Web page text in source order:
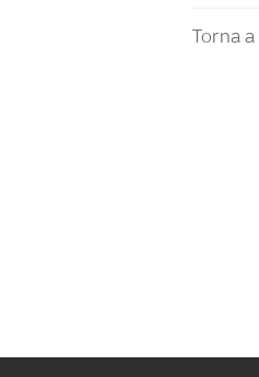
Torna a